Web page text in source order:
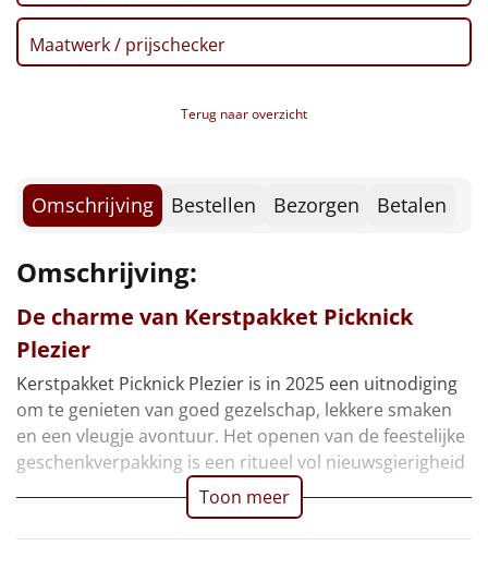
Borrelplank
NIEUW
Noodradio NIEUW
Deken (fleece plaid)
Alle artikelen
Overige
Ideeën
Personeel
Maatwerk / prijschecker
Terug naar overzicht
Omschrijving Bestellen Bezorgen Betalen
Omschrijving:
De charme van Kerstpakket Picknick
Plezier
Kerstpakket Picknick Plezier is in 2025 een uitnodiging
om te genieten van goed gezelschap, lekkere smaken
en een vleugje avontuur. Het openen van de feestelijke
geschenkverpakking is een ritueel vol nieuwsgierigheid
Toon meer